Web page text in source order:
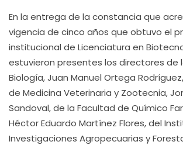
En la entrega de la constancia que
vigencia de cinco años que obtuvo el
institucional de Licenciatura en
estuvieron presentes los directores de
Biología, Juan Manuel Ortega
de Medicina Veterinaria y Zootecnia,
Sandoval, de la Facultad de Químico
Héctor Eduardo Martínez Flores, del
Investigaciones Agropecuarias y